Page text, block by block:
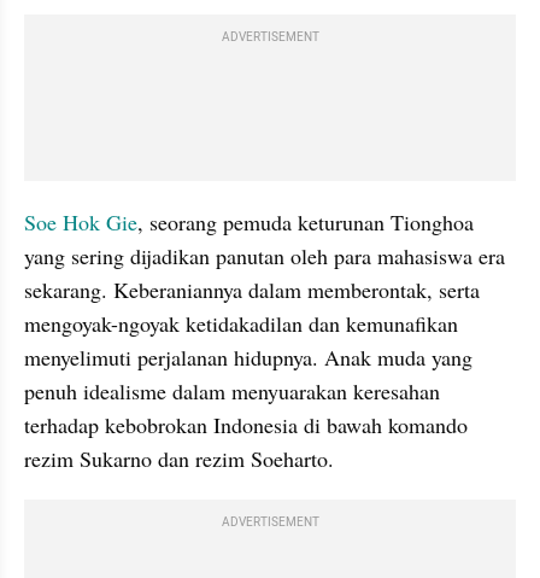
ADVERTISEMENT
Soe Hok Gie, seorang pemuda keturunan Tionghoa
yang sering dijadikan panutan oleh para mahasiswa era
sekarang. Keberaniannya dalam memberontak, serta
mengoyak-ngoyak ketidakadilan dan kemunafikan
menyelimuti perjalanan hidupnya. Anak muda yang
penuh idealisme dalam menyuarakan keresahan
terhadap kebobrokan Indonesia di bawah komando
rezim Sukarno dan rezim Soeharto.
ADVERTISEMENT